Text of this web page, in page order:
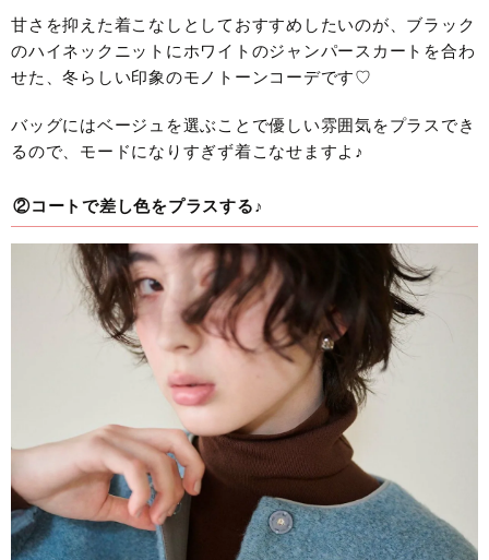
甘さを抑えた着こなしとしておすすめしたいのが、ブラック
のハイネックニットにホワイトのジャンパースカートを合わ
せた、冬らしい印象のモノトーンコーデです♡
バッグにはベージュを選ぶことで優しい雰囲気をプラスでき
るので、モードになりすぎず着こなせますよ♪
②コートで差し色をプラスする♪